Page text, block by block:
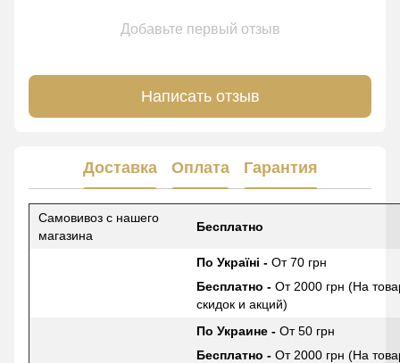
Добавьте первый отзыв
Написать отзыв
Доставка Оплата Гарантия
Самовивоз с нашего
магазина
Бесплатно
По Україні - От 70 грн
Бесплатно - От 2000 грн (На
скидок и акций)
По Украине - От 50 грн
Бесплатно - От 2000 грн (На